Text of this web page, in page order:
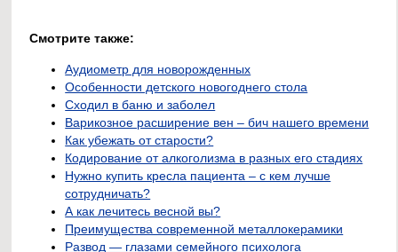
Смотрите также:
Аудиометр для новорожденных
Особенности детского новогоднего стола
Сходил в баню и заболел
Варикозное расширение вен – бич нашего времени
Как убежать от старости?
Кодирование от алкоголизма в разных его стадиях
Нужно купить кресла пациента – с кем лучше
сотрудничать?
А как лечитесь весной вы?
Преимущества современной металлокерамики
Развод — глазами семейного психолога